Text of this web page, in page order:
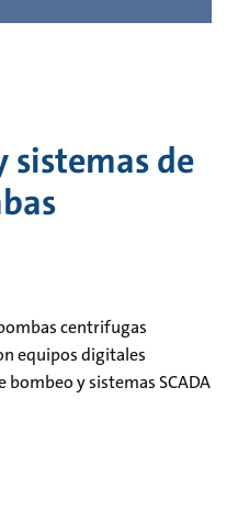
de
centrifugas
equipos digitales
y sistemas SCADA